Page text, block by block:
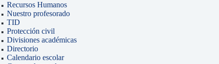
Recursos Humanos
Nuestro profesorado
TID
Protección civil
Divisiones académicas
Directorio
Calendario escolar